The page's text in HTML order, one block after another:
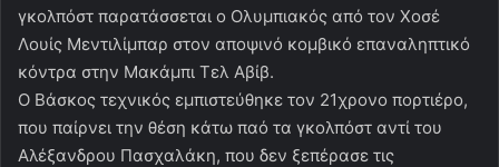
γκολπόστ παρατάσσεται ο Ολυμπιακός από τον Χοσέ
Λουίς Μεντιλίμπαρ στον αποψινό κομβικό επαναληπτικό
κόντρα στην Μακάμπι Τελ Αβίβ.
Ο Βάσκος τεχνικός εμπιστεύθηκε τον 21χρονο πορτιέρο,
που παίρνει την θέση κάτω παό τα γκολπόστ αντί του
Αλέξανδρου Πασχαλάκη, που δεν ξεπέρασε τις